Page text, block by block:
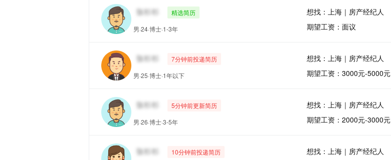
精选简历
男·24·博士·1-3年
想找：上海｜房产经纪人
期望工资：面议
7分钟前投递简历
男·25·博士·1年以下
想找：上海｜房产经纪人
期望工资：3000元-5000元
5分钟前更新简历
男·26·博士·3-5年
想找：上海｜房产经纪人
期望工资：2000元-3000元
10分钟前投递简历
想找：上海｜房产经纪人